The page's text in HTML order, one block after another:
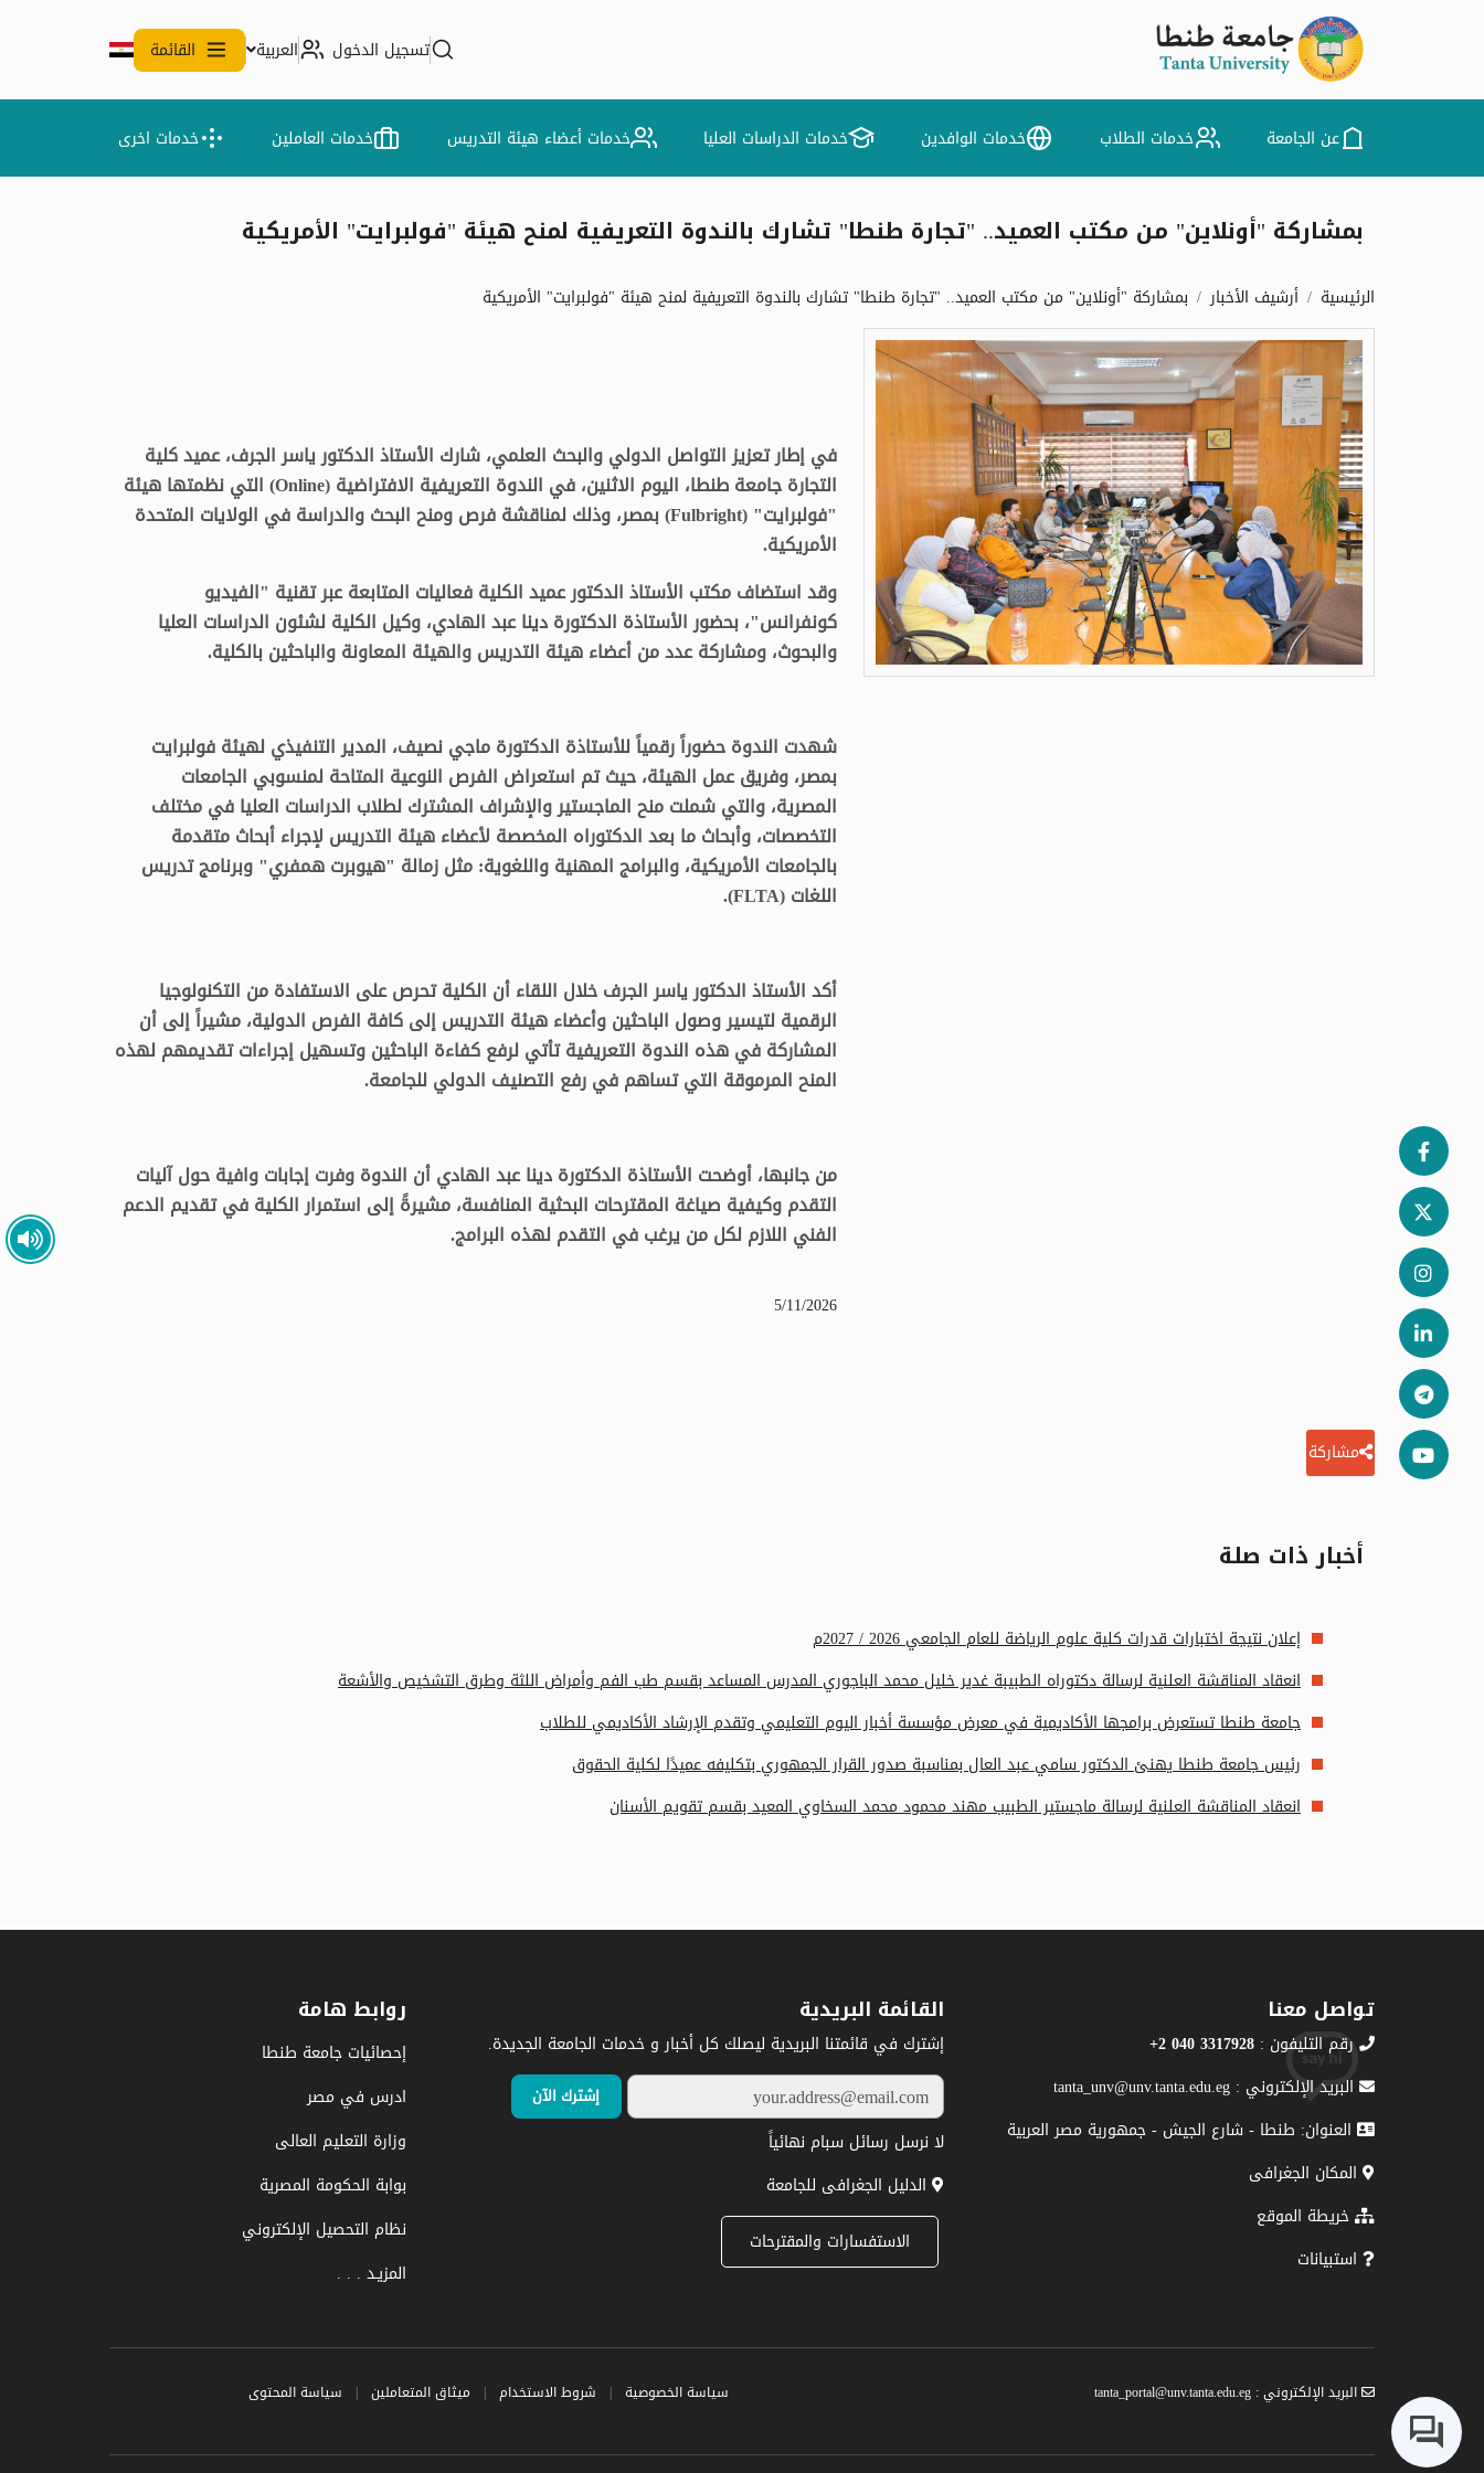
تسجيل الدخول العربية القائمة
عن الجامعة خدمات الطلاب خدمات الوافدين خدمات الدراسات العليا خدمات أعضاء هيئة التدريس خدمات العاملين خدمات اخرى
بمشاركة "أونلاين" من مكتب العميد.. "تجارة طنطا" تشارك بالندوة التعريفية لمنح هيئة "فولبرايت" الأمريكية
الرئيسية أرشيف الأخبار بمشاركة "أونلاين" من مكتب العميد.. "تجارة طنطا" تشارك بالندوة التعريفية لمنح هيئة "فولبرايت" الأمريكية
في إطار تعزيز التواصل الدولي والبحث العلمي، شارك الأستاذ الدكتور ياسر الجرف، عميد كلية
التجارة جامعة طنطا، اليوم الاثنين، في الندوة التعريفية الافتراضية (Online) التي نظمتها هيئة
"فولبرايت" (Fulbright) بمصر، وذلك لمناقشة فرص ومنح البحث والدراسة في الولايات المتحدة
الأمريكية.
وقد استضاف مكتب الأستاذ الدكتور عميد الكلية فعاليات المتابعة عبر تقنية "الفيديو
كونفرانس"، بحضور الأستاذة الدكتورة دينا عبد الهادي، وكيل الكلية لشئون الدراسات العليا
والبحوث، ومشاركة عدد من أعضاء هيئة التدريس والهيئة المعاونة والباحثين بالكلية.
شهدت الندوة حضوراً رقمياً للأستاذة الدكتورة ماجي نصيف، المدير التنفيذي لهيئة فولبرايت
بمصر، وفريق عمل الهيئة، حيث تم استعراض الفرص النوعية المتاحة لمنسوبي الجامعات
المصرية، والتي شملت منح الماجستير والإشراف المشترك لطلاب الدراسات العليا في مختلف
التخصصات، وأبحاث ما بعد الدكتوراه المخصصة لأعضاء هيئة التدريس لإجراء أبحاث متقدمة
بالجامعات الأمريكية، والبرامج المهنية واللغوية: مثل زمالة "هيوبرت همفري" وبرنامج تدريس
اللغات (FLTA).
أكد الأستاذ الدكتور ياسر الجرف خلال اللقاء أن الكلية تحرص على الاستفادة من التكنولوجيا
الرقمية لتيسير وصول الباحثين وأعضاء هيئة التدريس إلى كافة الفرص الدولية، مشيراً إلى أن
المشاركة في هذه الندوة التعريفية تأتي لرفع كفاءة الباحثين وتسهيل إجراءات تقديمهم لهذه
المنح المرموقة التي تساهم في رفع التصنيف الدولي للجامعة.
من جانبها، أوضحت الأستاذة الدكتورة دينا عبد الهادي أن الندوة وفرت إجابات وافية حول آليات
التقدم وكيفية صياغة المقترحات البحثية المنافسة، مشيرةً إلى استمرار الكلية في تقديم الدعم
الفني اللازم لكل من يرغب في التقدم لهذه البرامج.
5/11/2026
مشاركة
أخبار ذات صلة
إعلان نتيجة اختبارات قدرات كلية علوم الرياضة للعام الجامعي 2026 / 2027م
انعقاد المناقشة العلنية لرسالة دكتوراه الطبيبة غدير خليل محمد الباجوري المدرس المساعد بقسم طب الفم وأمراض اللثة وطرق التشخيص والأشعة
جامعة طنطا تستعرض برامجها الأكاديمية في معرض مؤسسة أخبار اليوم التعليمي وتقدم الإرشاد الأكاديمي للطلاب
رئيس جامعة طنطا يهنئ الدكتور سامي عبد العال بمناسبة صدور القرار الجمهوري بتكليفه عميدًا لكلية الحقوق
انعقاد المناقشة العلنية لرسالة ماجستير الطبيب مهند محمود محمد السخاوي المعيد بقسم تقويم الأسنان
تواصل معنا
رقم التليفون : 3317928 040 2+
البريد الإلكتروني : tanta_unv@unv.tanta.edu.eg
العنوان: طنطا - شارع الجيش - جمهورية مصر العربية
المكان الجغرافى
خريطة الموقع
استبيانات
القائمة البريدية
إشترك في قائمتنا البريدية ليصلك كل أخبار و خدمات الجامعة الجديدة.
لا نرسل رسائل سبام نهائياً
الدليل الجغرافى للجامعة
الاستفسارات والمقترحات
روابط هامة
إحصائيات جامعة طنطا
ادرس في مصر
وزارة التعليم العالى
بوابة الحكومة المصرية
نظام التحصيل الإلكتروني
المزيـد . . .
البريد الإلكتروني : tanta_portal@unv.tanta.edu.eg سياسة الخصوصية | شروط الاستخدام | ميثاق المتعاملين | سياسة المحتوى